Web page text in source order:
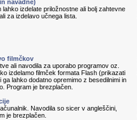
navadne)
izdelate priložnostne ali bolj zahtevne
za izdelavo učnega lista.
filmčkov
ali navodila za uporabo programov oz.
izdelamo filmček formata Flash (prikazati
lahko dodatno opremimo z besedilnimi in
Program je brezplačen.
Navodila so sicer v angleščini,
je brezplačen.